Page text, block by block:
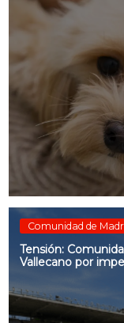
Comunidad de
Tensión:
Vallecano por